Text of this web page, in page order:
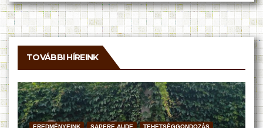
TOVÁBBI HÍREINK
EREDMÉNYEINK SAPERE AUDE TEHETSÉGGONDOZÁS